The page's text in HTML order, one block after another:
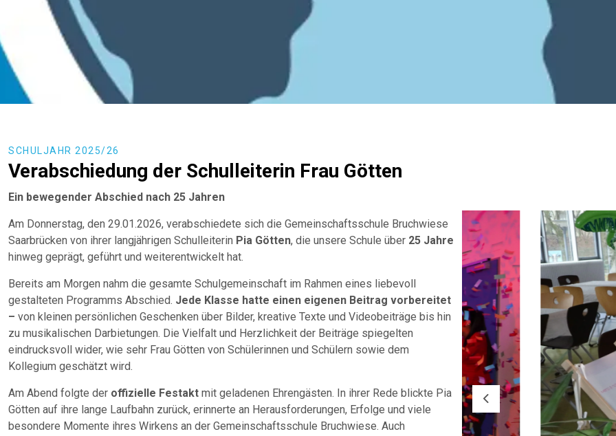
SCHULJAHR 2025/26
Verabschiedung der Schulleiterin Frau Götten
Ein bewegender Abschied nach 25 Jahren
Am Donnerstag, den 29.01.2026, verabschiedete sich die Gemeinschaftsschule Bruchwiese
Saarbrücken von ihrer langjährigen Schulleiterin Pia Götten, die unsere Schule über 25 Jahre
hinweg geprägt, geführt und weiterentwickelt hat.
Bereits am Morgen nahm die gesamte Schulgemeinschaft im Rahmen eines liebevoll
gestalteten Programms Abschied. Jede Klasse hatte einen eigenen Beitrag vorbereitet
– von kleinen persönlichen Geschenken über Bilder, kreative Texte und Videobeiträge bis hin
zu musikalischen Darbietungen. Die Vielfalt und Herzlichkeit der Beiträge spiegelten
eindrucksvoll wider, wie sehr Frau Götten von Schülerinnen und Schülern sowie dem
Kollegium geschätzt wird.
Am Abend folgte der offizielle Festakt mit geladenen Ehrengästen. In ihrer Rede blickte Pia
Götten auf ihre lange Laufbahn zurück, erinnerte an Herausforderungen, Erfolge und viele
besondere Momente ihres Wirkens an der Gemeinschaftsschule Bruchwiese. Auch
Previous